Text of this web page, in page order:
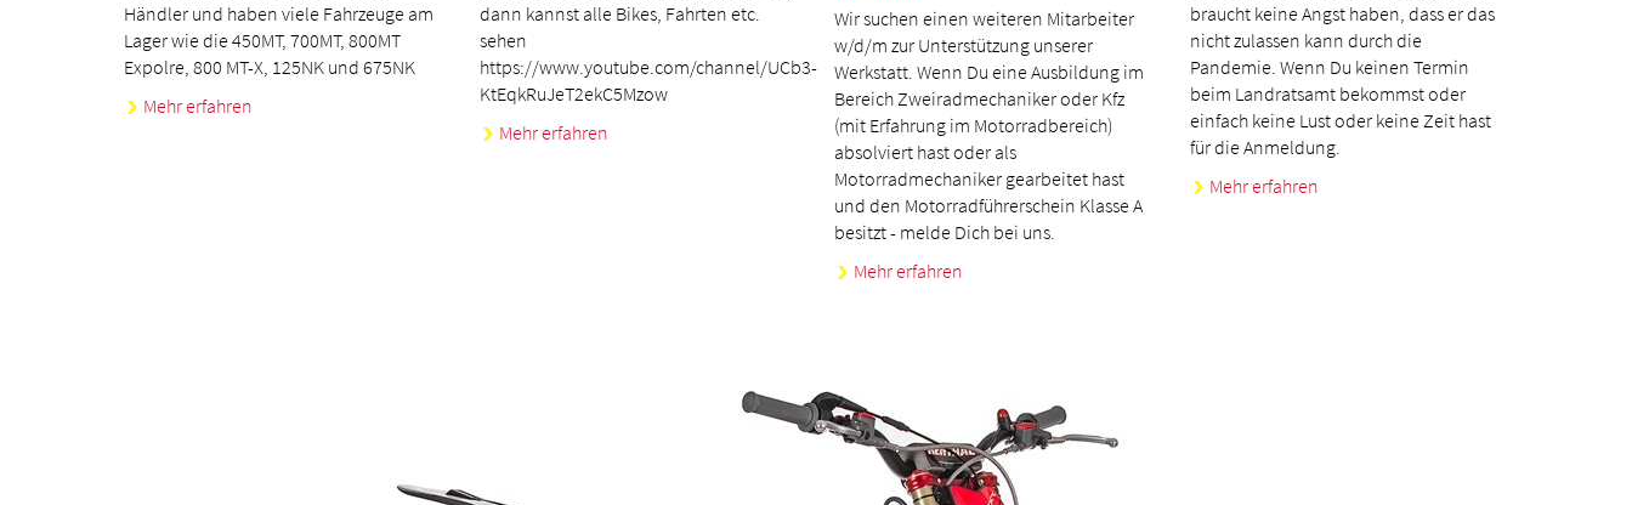
Händler und haben viele Fahrzeuge am
Lager wie die 450MT, 700MT, 800MT
Expolre, 800 MT-X, 125NK und 675NK
Mehr erfahren
dann kannst alle Bikes, Fahrten etc.
sehen
https://www.youtube.com/channel/UCb3-
KtEqkRuJeT2ekC5Mzow
Mehr erfahren
Wir suchen einen weiteren Mitarbeiter
w/d/m zur Unterstützung unserer
Werkstatt. Wenn Du eine Ausbildung im
Bereich Zweiradmechaniker oder Kfz
(mit Erfahrung im Motorradbereich)
absolviert hast oder als
Motorradmechaniker gearbeitet hast
und den Motorradführerschein Klasse A
besitzt - melde Dich bei uns.
Mehr erfahren
braucht keine Angst haben, dass er das
nicht zulassen kann durch die
Pandemie. Wenn Du keinen Termin
beim Landratsamt bekommst oder
einfach keine Lust oder keine Zeit hast
für die Anmeldung.
Mehr erfahren